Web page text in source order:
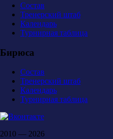
Состав
Тренерский штаб
Календарь
Турнирная таблица
Бирюса
Состав
Тренерский штаб
Календарь
Турнирная таблица
2010 — 2026